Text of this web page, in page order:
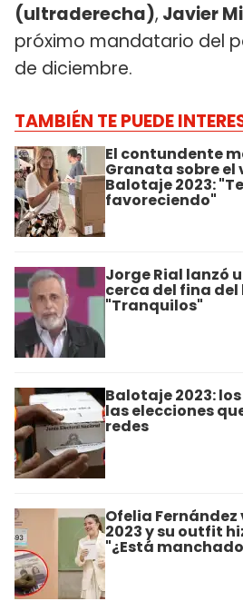
(ultraderecha), Javier
próximo mandatario del
de diciembre.
TAMBIÉN TE PUEDE
El contundente
Granata sobre el
Balotaje 2023:
favoreciendo"
Jorge Rial lanzó
cerca del fina
"Tranquilos"
Balotaje 2023:
las elecciones
redes
Ofelia
2023 y su outfit
"¿Está